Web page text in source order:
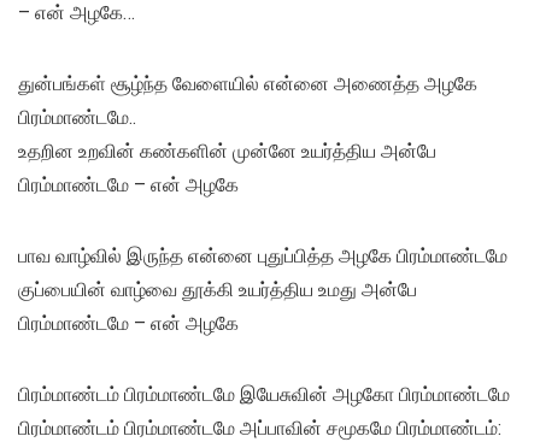
– என் அழகே…
துன்பங்கள் சூழ்ந்த வேளையில் என்னை அணைத்த அழகே
பிரம்மாண்டமே..
உதறின உறவின் கண்களின் முன்னே உயர்த்திய அன்பே
பிரம்மாண்டமே – என் அழகே
பாவ வாழ்வில் இருந்த என்னை புதுப்பித்த அழகே பிரம்மாண்டமே
குப்பையின் வாழ்வை தூக்கி உயர்த்திய உமது அன்பே
பிரம்மாண்டமே – என் அழகே
பிரம்மாண்டம் பிரம்மாண்டமே இயேசுவின் அழகோ பிரம்மாண்டமே
பிரம்மாண்டம் பிரம்மாண்டமே அப்பாவின் சமூகமே பிரம்மாண்டம்: